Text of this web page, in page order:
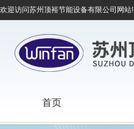
欢迎访问苏州顶裕节能设备有限公司网站!
首页